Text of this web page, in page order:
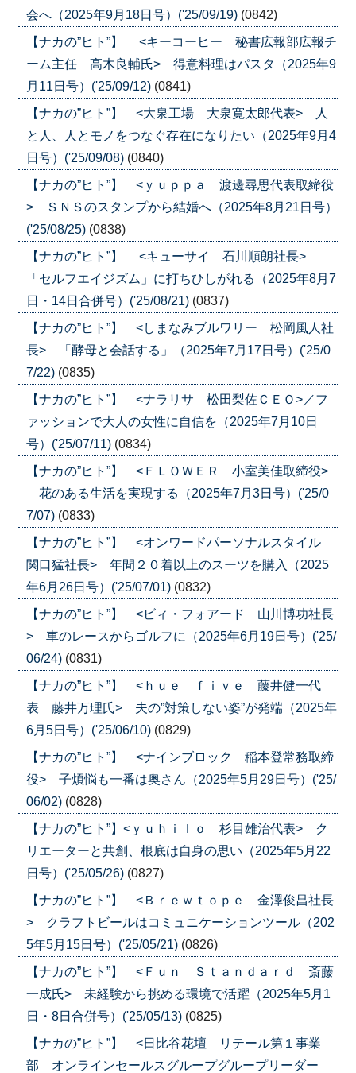
会へ（2025年9月18日号）('25/09/19) (0842)
【ナカの”ヒト”】 <キーコーヒー 秘書広報部広報チ
ーム主任 高木良輔氏> 得意料理はパスタ（2025年9
月11日号）('25/09/12) (0841)
【ナカの”ヒト”】 <大泉工場 大泉寛太郎代表> 人
と人、人とモノをつなぐ存在になりたい（2025年9月4
日号）('25/09/08) (0840)
【ナカの”ヒト”】 <ｙｕｐｐａ 渡邊尋思代表取締役
> ＳＮＳのスタンプから結婚へ（2025年8月21日号）
('25/08/25) (0838)
【ナカの”ヒト”】 <キューサイ 石川順朗社長>
「セルフエイジズム」に打ちひしがれる（2025年8月7
日・14日合併号）('25/08/21) (0837)
【ナカの”ヒト”】 <しまなみブルワリー 松岡風人社
長> 「酵母と会話する」（2025年7月17日号）('25/0
7/22) (0835)
【ナカの”ヒト”】 <ナラリサ 松田梨佐ＣＥＯ>／フ
ァッションで大人の女性に自信を（2025年7月10日
号）('25/07/11) (0834)
【ナカの”ヒト”】 <ＦＬＯＷＥＲ 小室美佳取締役>
花のある生活を実現する（2025年7月3日号）('25/0
7/07) (0833)
【ナカの”ヒト”】 <オンワードパーソナルスタイル
関口猛社長> 年間２０着以上のスーツを購入（2025
年6月26日号）('25/07/01) (0832)
【ナカの”ヒト”】 <ビィ・フォアード 山川博功社長
> 車のレースからゴルフに（2025年6月19日号）('25/
06/24) (0831)
【ナカの”ヒト”】 <ｈｕｅ ｆｉｖｅ 藤井健一代
表 藤井万理氏> 夫の”対策しない姿”が発端（2025年
6月5日号）('25/06/10) (0829)
【ナカの”ヒト”】 <ナインブロック 稲本登常務取締
役> 子煩悩も一番は奥さん（2025年5月29日号）('25/
06/02) (0828)
【ナカの”ヒト”】<ｙｕｈｉｌｏ 杉目雄治代表> ク
リエーターと共創、根底は自身の思い（2025年5月22
日号）('25/05/26) (0827)
【ナカの”ヒト”】 <Ｂｒｅｗｔｏｐｅ 金澤俊昌社長
> クラフトビールはコミュニケーションツール（202
5年5月15日号）('25/05/21) (0826)
【ナカの”ヒト”】 <Ｆｕｎ Ｓｔａｎｄａｒｄ 斎藤
一成氏> 未経験から挑める環境で活躍（2025年5月1
日・8日合併号）('25/05/13) (0825)
【ナカの”ヒト”】 <日比谷花壇 リテール第１事業
部 オンラインセールスグループグループリーダー